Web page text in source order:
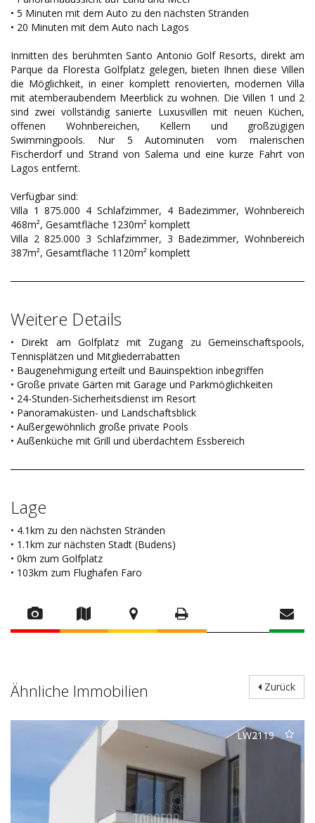
• 5 Minuten mit dem Auto zu den nächsten Stränden
• 20 Minuten mit dem Auto nach Lagos
Inmitten des berühmten Santo Antonio Golf Resorts, direkt am
Parque da Floresta Golfplatz gelegen, bieten Ihnen diese Villen
die Möglichkeit, in einer komplett renovierten, modernen Villa
mit atemberaubendem Meerblick zu wohnen. Die Villen 1 und 2
sind zwei vollständig sanierte Luxusvillen mit neuen Küchen,
offenen Wohnbereichen, Kellern und großzügigen
Swimmingpools. Nur 5 Autominuten vom malerischen
Fischerdorf und Strand von Salema und eine kurze Fahrt von
Lagos entfernt.
Verfügbar sind:
Villa 1 875.000 4 Schlafzimmer, 4 Badezimmer, Wohnbereich
468m², Gesamtfläche 1230m² komplett
Villa 2 825.000 3 Schlafzimmer, 3 Badezimmer, Wohnbereich
387m², Gesamtfläche 1120m² komplett
Weitere Details
• Direkt am Golfplatz mit Zugang zu Gemeinschaftspools,
Tennisplätzen und Mitgliederrabatten
• Baugenehmigung erteilt und Bauinspektion inbegriffen
• Große private Gärten mit Garage und Parkmöglichkeiten
• 24-Stunden-Sicherheitsdienst im Resort
• Panoramaküsten- und Landschaftsblick
• Außergewöhnlich große private Pools
• Außenküche mit Grill und überdachtem Essbereich
Lage
• 4.1km zu den nächsten Stränden
• 1.1km zur nächsten Stadt (Budens)
• 0km zum Golfplatz
• 103km zum Flughafen Faro
Zurück
Ähnliche Immobilien
LW2119